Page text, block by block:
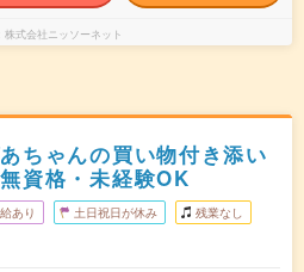
株式会社ニッソーネット
ちゃんの買い物付き添い
資格・未経験OK
あり 土日祝日が休み 残業なし